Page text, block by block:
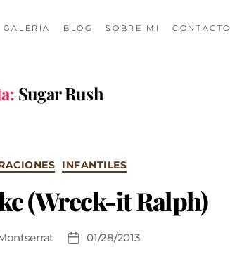
GALERÍA BLOG SOBRE MI CONTACTO
Sugar Rush
INFANTILES
(Wreck-it Ralph)
01/28/2013